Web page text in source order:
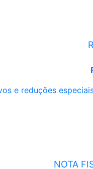
e reduções
NOTA